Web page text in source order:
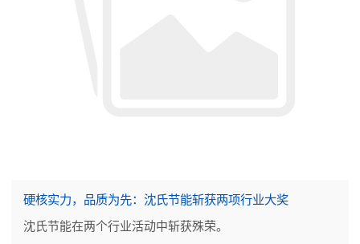
硬核实力，品质为先：沈氏节能斩获两项行业大奖
沈氏节能在两个行业活动中斩获殊荣。